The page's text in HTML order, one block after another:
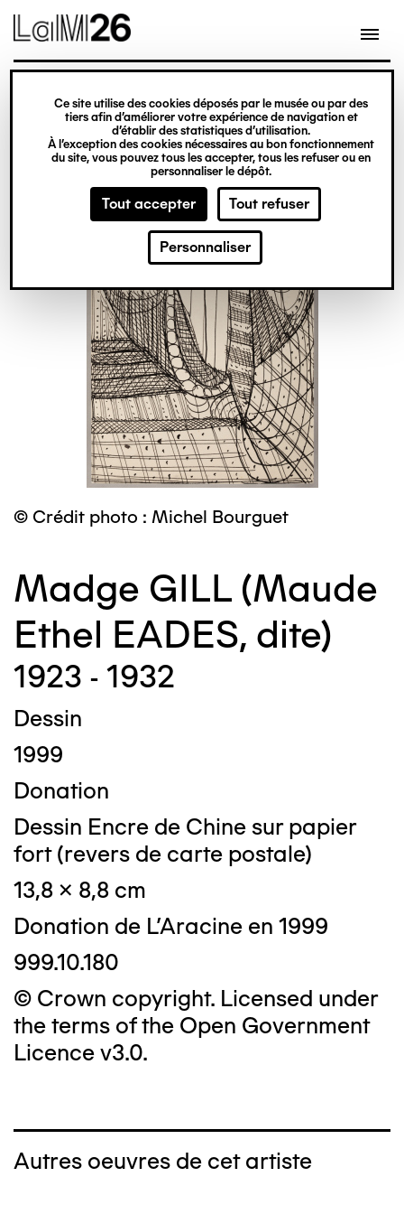
Gestion des cookies
Ce site utilise des cookies déposés par le musée ou par des
tiers afin d’améliorer votre expérience de navigation et
d’établir des statistiques d’utilisation.
À l’exception des cookies nécessaires au bon fonctionnement
du site, vous pouvez tous les accepter, tous les refuser ou en
personnaliser le dépôt.
Tout accepter Tout refuser
Personnaliser
contenu
© Crédit photo : Michel Bourguet
Madge GILL (Maude
Ethel EADES, dite)
1923 - 1932
Dessin
1999
Donation
Dessin Encre de Chine sur papier
fort (revers de carte postale)
13,8 x 8,8 cm
Donation de L'Aracine en 1999
999.10.180
© Crown copyright. Licensed under
the terms of the Open Government
Licence v3.0.
Autres oeuvres de cet artiste